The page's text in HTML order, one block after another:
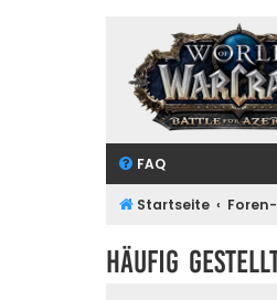
FAQ
Startseite
Häufig